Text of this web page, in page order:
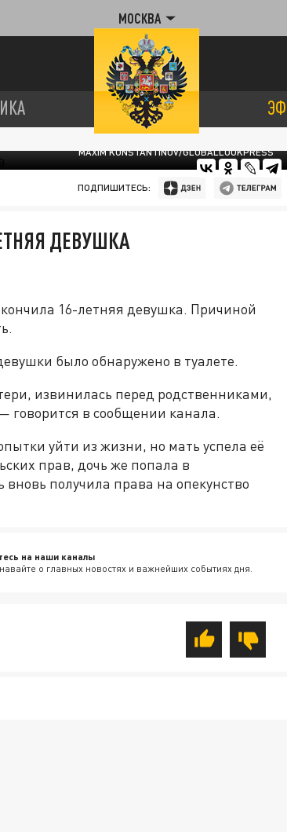
МОСКВА
MAXIM KONSTANTINOV/GLOBALLOOKPRESS
ПОДПИШИТЕСЬ:
ДЕВУШКА
16-летняя девушка. Причиной
было обнаружено в туалете.
извинилась перед родственниками,
говорится в сообщении канала.
уйти из жизни, но мать успела её
прав, дочь же попала в
получила права на опекунство
на наши каналы
о главных новостях и важнейших событиях дня.